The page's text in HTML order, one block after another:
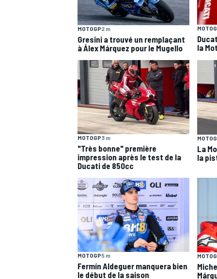
WRC
WEC
MOTOGP2 m
Gresini a trouvé un remplaçant
à Álex Márquez pour le Mugello
la
MOTOGP3 m
"Très bonne" première
impression après le test de la
Ducati de 850cc
La
la
MOTOGP5 m
Fermín Aldeguer manquera bien
le début de la saison